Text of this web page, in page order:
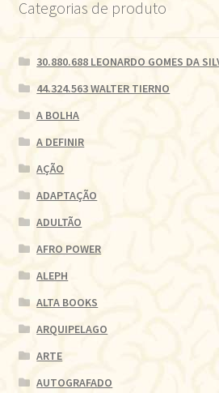
Categorias de produto
30.880.688 LEONARDO GOMES DA
44.324.563 WALTER TIERNO
A BOLHA
A DEFINIR
AÇÃO
ADAPTAÇÃO
ADULTÃO
AFRO POWER
ALEPH
ALTA BOOKS
ARQUIPELAGO
ARTE
AUTOGRAFADO